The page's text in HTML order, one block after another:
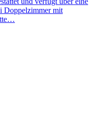
Doppelzimmer mit